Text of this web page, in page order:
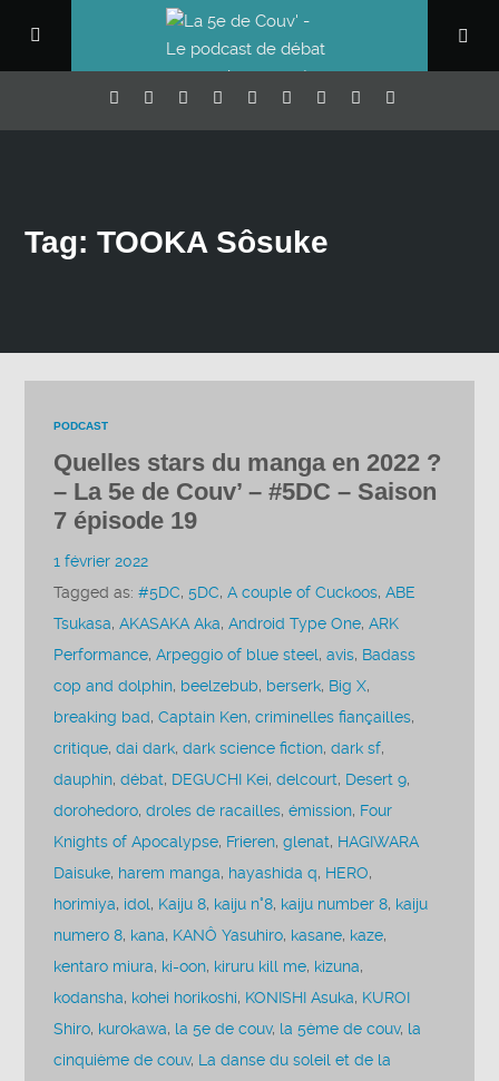
Tag: TOOKA Sôsuke
PODCAST
Quelles stars du manga en 2022 ?
– La 5e de Couv’ – #5DC – Saison
7 épisode 19
1 février 2022
Tagged as:#5DC,5DC,A couple of Cuckoos,ABE
Tsukasa,AKASAKA Aka,Android Type One,ARK
Performance,Arpeggio of blue steel,avis, Badass
cop and dolphin, beelzebub, berserk, Big X,
breaking bad,Captain Ken,criminelles fiançailles,
critique,dai dark,dark science fiction,dark sf,
dauphin,débat, DEGUCHI Kei,delcourt, Desert 9,
dorohedoro,droles de racailles,émission, Four
Knights of Apocalypse, Frieren,glenat, HAGIWARA
Daisuke, harem manga, hayashida q, HERO,
horimiya, idol, Kaiju 8, kaiju n°8, kaiju number 8, kaiju
numero 8, kana, KANÔ Yasuhiro, kasane, kaze,
kentaro miura, ki-oon, kiruru kill me, kizuna,
kodansha, kohei horikoshi, KONISHI Asuka, KUROI
Shiro, kurokawa, la 5e de couv, la 5ème de couv, la
cinquième de couv, La danse du soleil et de la